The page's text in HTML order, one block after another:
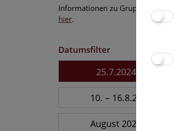
Informationen zu Gruppen,-
hier.
Datumsfilter
25.7.2024
10. – 16.8.26
August 2026